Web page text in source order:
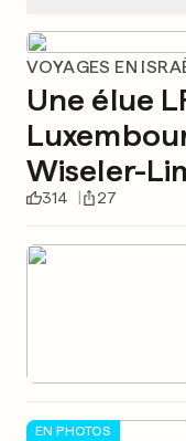
VOYAGES EN
Une élue
Wiseler-
314 27
EN PHOTOS